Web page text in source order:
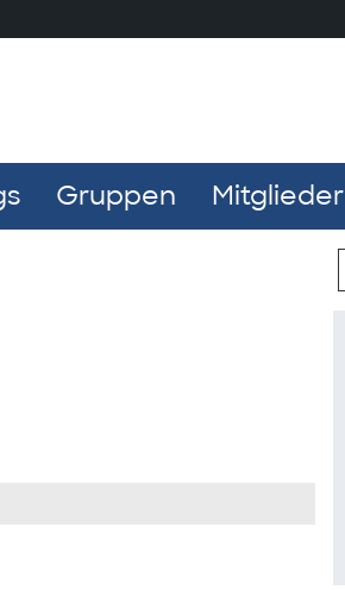
Gruppen Mitglieder